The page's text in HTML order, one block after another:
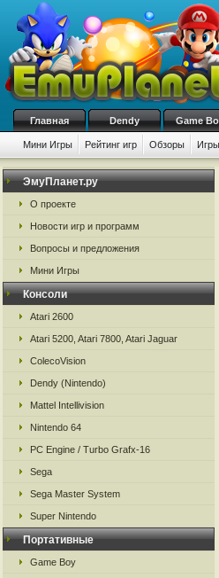
Главная Dendy Game
Мини Игры Рейтинг игр Обзоры
ЭмуПланет.ру
О проекте
Новости игр и программ
Вопросы и предложения
Мини Игры
Консоли
Atari 2600
Atari 5200, Atari 7800, Atari Jaguar
ColecoVision
Dendy (Nintendo)
Mattel Intellivision
Nintendo 64
PC Engine / Turbo Grafx-16
Sega
Sega Master System
Super Nintendo
Портативные
Game Boy